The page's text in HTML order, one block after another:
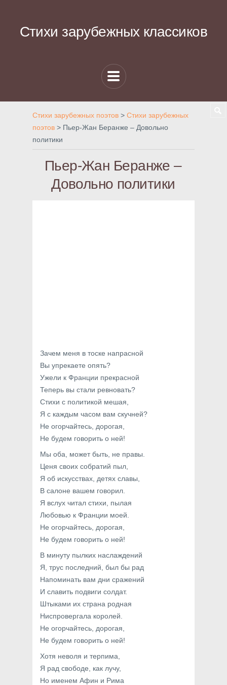
Стихи зарубежных классиков
Стихи зарубежных поэтов > Стихи зарубежных
поэтов > Пьер-Жан Беранже – Довольно
политики
Пьер-Жан Беранже –
Довольно политики
Зачем меня в тоске напрасной
Вы упрекаете опять?
Ужели к Франции прекрасной
Теперь вы стали ревновать?
Стихи с политикой мешая,
Я с каждым часом вам скучней?
Не огорчайтесь, дорогая,
Не будем говорить о ней!
Мы оба, может быть, не правы.
Ценя своих собратий пыл,
Я об искусствах, детях славы,
В салоне вашем говорил.
Я вслух читал стихи, пылая
Любовью к Франции моей.
Не огорчайтесь, дорогая,
Не будем говорить о ней!
В минуту пылких наслаждений
Я, трус последний, был бы рад
Напоминать вам дни сражений
И славить подвиги солдат.
Штыками их страна родная
Ниспровергала королей.
Не огорчайтесь, дорогая,
Не будем говорить о ней!
Хотя неволя и терпима,
Я рад свободе, как лучу,
Но именем Афин и Рима